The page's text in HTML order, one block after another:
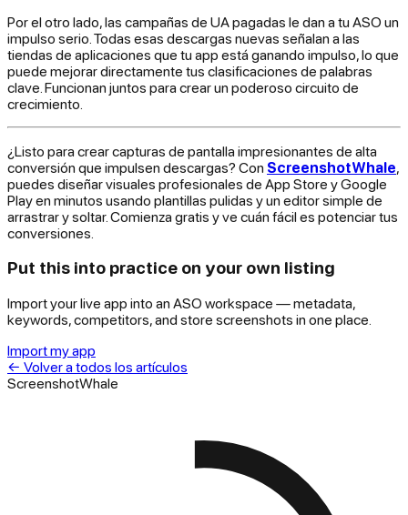
Por el otro lado, las campañas de UA pagadas le dan a tu ASO un
impulso serio. Todas esas descargas nuevas señalan a las
tiendas de aplicaciones que tu app está ganando impulso, lo que
puede mejorar directamente tus clasificaciones de palabras
clave. Funcionan juntos para crear un poderoso circuito de
crecimiento.
¿Listo para crear capturas de pantalla impresionantes de alta
conversión que impulsen descargas? Con ScreenshotWhale,
puedes diseñar visuales profesionales de App Store y Google
Play en minutos usando plantillas pulidas y un editor simple de
arrastrar y soltar. Comienza gratis y ve cuán fácil es potenciar tus
conversiones.
Put this into practice on your own listing
Import your live app into an ASO workspace — metadata,
keywords, competitors, and store screenshots in one place.
Import my app
← Volver a todos los artículos
ScreenshotWhale